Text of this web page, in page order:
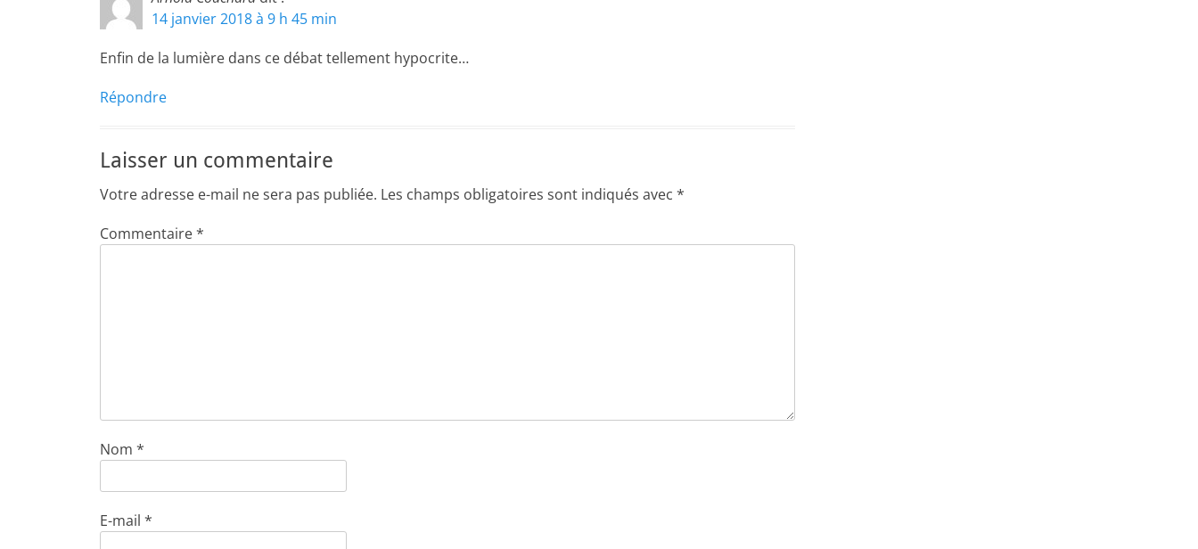
14 janvier 2018 à 9 h 45 min
Enfin de la lumière dans ce débat tellement hypocrite…
Répondre
Laisser un commentaire
Votre adresse e-mail ne sera pas publiée. Les champs obligatoires sont indiqués avec *
Commentaire*
Nom *
E-mail *